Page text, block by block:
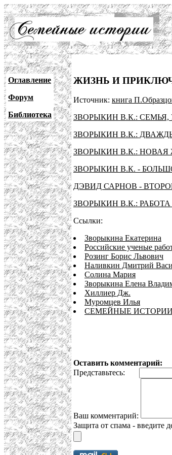
Оглавление
Форум
Библиотека
ЖИЗНЬ И
Источник: книга
ЗВОРЫКИН В.К.:
ЗВОРЫКИН В.К.:
ЗВОРЫКИН В.К.:
ЗВОРЫКИН В.К. -
ДЭВИД САРНОВ -
ЗВОРЫКИН В.К.: РАБОТА
Ссылки:
Зворыкина Екатерина
Российские ученые
Розинг Борис Львович
Наливкин Дмитрий
Солина Мария
Зворыкина Елена
Хиллиер Дж.
Муромцев Илья
СЕМЕЙНЫЕ ИСТОРИИ
Оставить комментарий:
Представьтесь:
Ваш комментарий:
Защита от спама - введите